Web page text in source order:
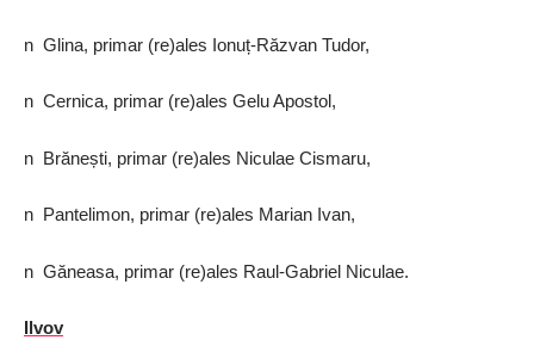
n Glina, primar (re)ales Ionuț-Răzvan Tudor,
n Cernica, primar (re)ales Gelu Apostol,
n Brănești, primar (re)ales Niculae Cismaru,
n Pantelimon, primar (re)ales Marian Ivan,
n Găneasa, primar (re)ales Raul-Gabriel Niculae.
Ilvov